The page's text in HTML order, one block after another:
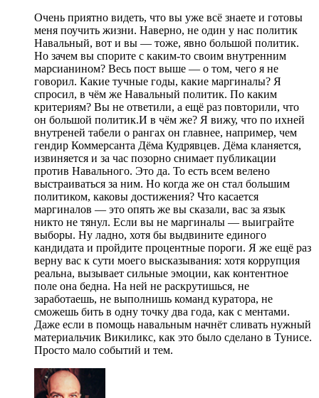
Очень приятно видеть, что вы уже всё знаете и готовы
меня поучить жизни. Наверно, не один у нас политик
Навальный, вот и вы — тоже, явно большой политик.
Но зачем вы спорите с каким-то своим внутренним
марсианином? Весь пост выше — о том, чего я не
говорил. Какие тучные годы, какие маргиналы? Я
спросил, в чём же Навальный политик. По каким
критериям? Вы не ответили, а ещё раз повторили, что
он большой политик.И в чём же? Я вижу, что по ихней
внутреней табели о рангах он главнее, например, чем
гендир Коммерсанта Дёма Кудрявцев. Дёма кланяется,
извиняется и за час позорно снимает публикации
против Навального. Это да. То есть всем велено
выстраиваться за ним. Но когда же он стал большим
политиком, каковы достижения? Что касается
маргиналов — это опять же вы сказали, вас за язык
никто не тянул. Если вы не маргиналы — выиграйте
выборы. Ну ладно, хотя бы выдвините единого
кандидата и пройдите процентные пороги. Я же ещё раз
верну вас к сути моего высказывания: хотя коррупция
реальна, вызывает сильные эмоции, как контентное
поле она бедна. На ней не раскрутишься, не
заработаешь, не выполнишь команд куратора, не
сможешь бить в одну точку два года, как с ментами.
Даже если в помощь навальным начнёт сливать нужный
материальчик Викиликс, как это было сделано в Тунисе.
Просто мало событий и тем.